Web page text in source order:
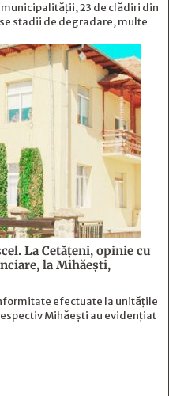
23 de clădiri din
stadii de degradare, multe
La Cetăţeni, opinie cu
la Mihăeşti,
efectuate la unitățile
Mihăești au evidențiat